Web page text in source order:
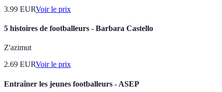
3.99 EURVoir le prix
5 histoires de footballeurs - Barbara Castello
Z'azimut
2.69 EURVoir le prix
Entraîner les jeunes footballeurs - ASEP